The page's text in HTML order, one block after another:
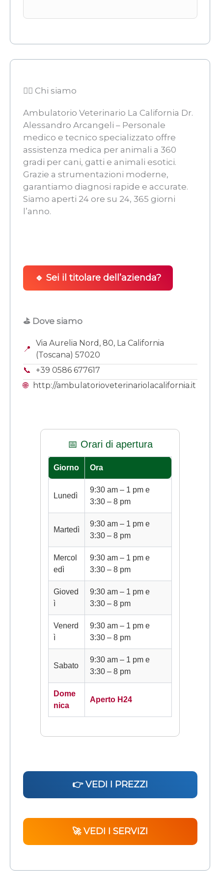
👨‍⚖️ Chi siamo
Ambulatorio Veterinario La California Dr.
Alessandro Arcangeli – Personale
medico e tecnico specializzato offre
assistenza medica per animali a 360
gradi per cani, gatti e animali esotici.
Grazie a strumentazioni moderne,
garantiamo diagnosi rapide e accurate.
Siamo aperti 24 ore su 24, 365 giorni
l’anno.
🔹 Sei il titolare dell’azienda?
⛳ Dove siamo
📍
Via Aurelia Nord, 80, La California
(Toscana) 57020
📞
+39 0586 677617
🌐
http://ambulatorioveterinariolacalifornia.it
📅 Orari di apertura
Giorno Ora
Lunedì
9:30 am – 1 pm e
3:30 – 8 pm
Martedì
9:30 am – 1 pm e
3:30 – 8 pm
Mercol
edì
9:30 am – 1 pm e
3:30 – 8 pm
Gioved
ì
9:30 am – 1 pm e
3:30 – 8 pm
Venerd
ì
9:30 am – 1 pm e
3:30 – 8 pm
Sabato
9:30 am – 1 pm e
3:30 – 8 pm
Dome
nica
Aperto H24
👉 VEDI I PREZZI
🚀 VEDI I SERVIZI